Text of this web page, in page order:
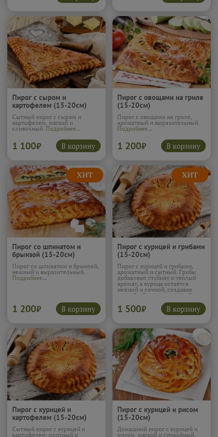
Пирог с сыром и
картофелем (15-20см)
Сытный пирог с сыром и
картофелем, мягкий и
сливочный. Подробнее...
1 100₽ В корзину
Пирог с овощами на гриле
(15-20см)
Пирог с овощами на гриле,
ароматный и выразительный.
Подробнее...
1 200₽ В корзину
Пирог со шпинатом и
брынзой (15-20см)
Пирог со шпинатом и брынзой,
нежный и выразительный.
Подробнее...
1 200₽ В корзину
Пирог с курицей и грибами
(15-20см)
Пирог с курицей и грибами,
ароматный и сытный. Грибы
добавляют глубину и тёплый
аромат, а курица остаётся
нежной и сочной, создавая
мягкий, сбалансированный
вкус. Тесто подчёркивает
начинку и удерживает
сочность, чтобы каждый
уютным и по-настоящему
домашним. Подробнее...
1 500₽ В корзину
Пирог с курицей и
картофелем (15-20см)
Сытный пирог с курицей и
картофелем, плотный и
Пирог с курицей и рисом
(15-20см)
Домашний пирог с курицей и
рисом, мягкий и спокойный.